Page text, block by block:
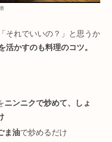
それでいいの？」と思うか
活かすのも料理のコツ。
ニンニクで炒めて、しょ
ま油で炒めるだけ